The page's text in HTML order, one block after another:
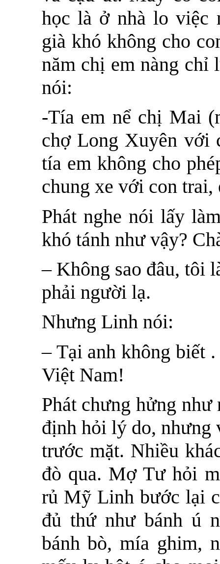
học là ở nhà lo việc
già khó không cho
năm chị em nàng
nói:
-Tía em nể chị Mai
chợ Long Xuyên với
tía em không cho
chung xe với con trai,
Phát nghe nói lấy
khó tánh như vậy?
– Không sao đâu, tôi
phải người lạ.
Nhưng Linh nói:
– Tại anh không biết
Việt Nam!
Phát chưng hửng
định hỏi lý do, nhưng
trước mặt. Nhiều
đò qua. Mợ Tư hỏi
rủ Mỹ Linh bước lại
đủ thứ như bánh ú
bánh bò, mía